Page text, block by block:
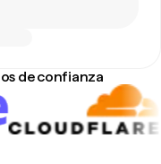
de confianza